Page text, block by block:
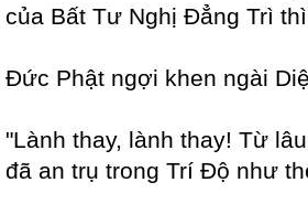
của Bất Tư Nghị Đẳng Trì
Đức Phật ngợi khen ngài
"Lành thay, lành thay! Từ
đã an trụ trong Trí Độ như